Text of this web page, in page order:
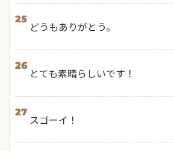
25
どうもありがとう。
26
とても素晴らしいです！
27
スゴーイ！